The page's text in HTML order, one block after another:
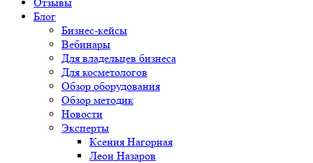
Блог
Бизнес-кейсы
Вебинары
Для владельцев бизнеса
Для косметологов
Обзор оборудования
Обзор методик
Новости
Эксперты
Ксения Нагорная
Леон Назаров